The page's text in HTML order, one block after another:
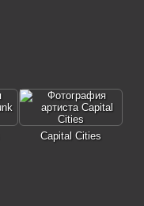
Capital Cities